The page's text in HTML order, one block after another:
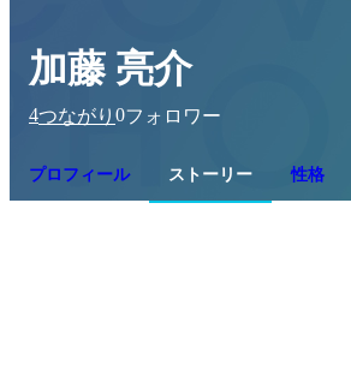
加藤 亮介
4つながり 0フォロワー
プロフィール ストーリー 性格